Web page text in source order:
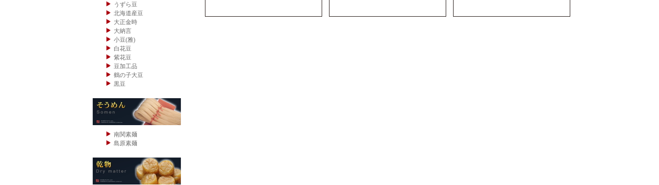
うずら豆
北海道産豆
大正金時
大納言
小豆(雅)
白花豆
紫花豆
豆加工品
鶴の子大豆
黒豆
南関素麺
島原素麺